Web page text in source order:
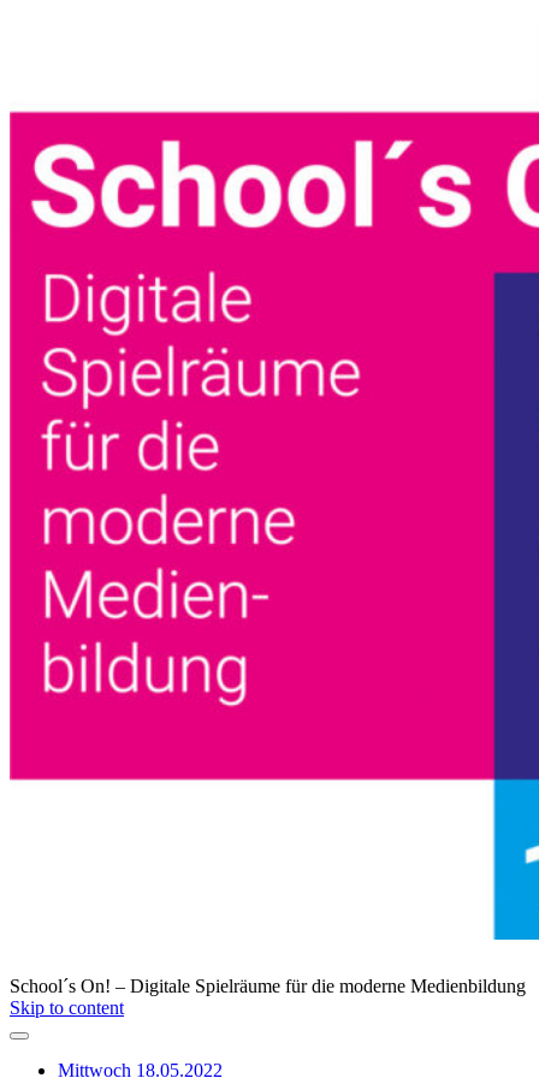
School´s On! – Digitale Spielräume für die moderne Medienbildung
Skip to content
Mittwoch 18.05.2022